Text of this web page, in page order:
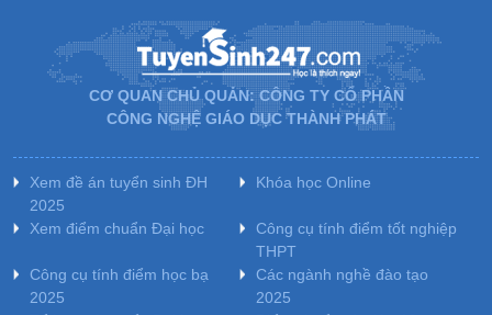
CƠ QUAN CHỦ QUẢN: CÔNG TY CỔ PHẦN
CÔNG NGHỆ GIÁO DỤC THÀNH PHÁT
Xem đề án tuyển sinh ĐH
2025
Khóa học Online
Xem điểm chuẩn Đại học
Công cụ tính điểm tốt nghiệp
THPT
Công cụ tính điểm học bạ
2025
Các ngành nghề đào tạo
2025